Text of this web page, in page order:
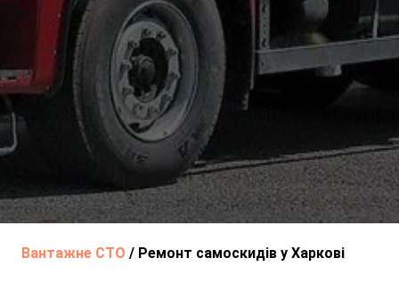
Вантажне СТО / Ремонт самоскидів у Харкові